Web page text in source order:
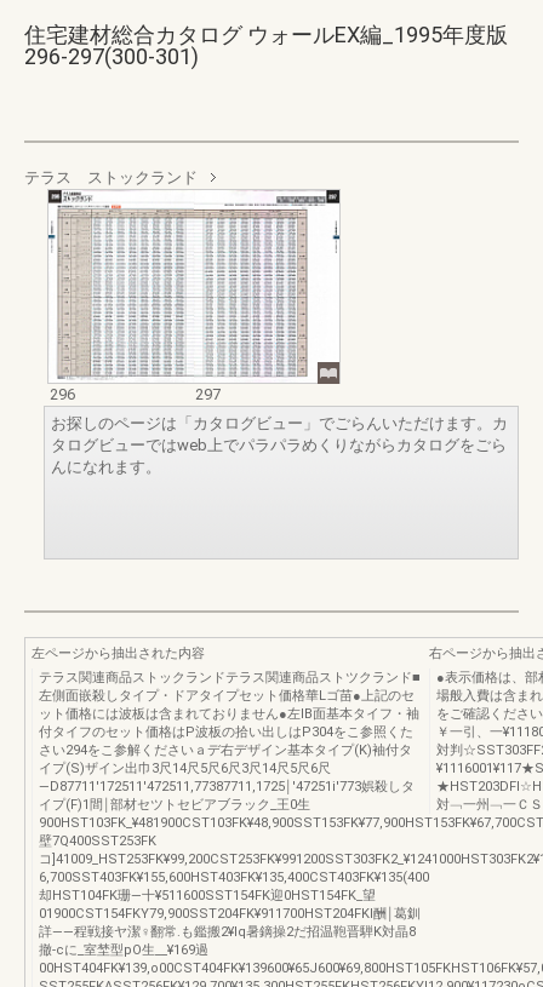
住宅建材総合カタログ ウォールEX編_1995年度版
296-297(300-301)
テラス ストックランド
296
297
お探しのページは「カタログビュー」でごらんいただけます。カ
タログビューではweb上でパラパラめくりながらカタログをごら
んになれます。
左ページから抽出された内容
テラス関連商品ストックランドテラス関連商品ストツクランド■
左側面嵌殺しタイプ・ドアタイプセット価格華Lゴ苗●上記のセ
ット価格には波板は含まれておりません●左lB面基本タイフ・袖
付タイフのセット価格はP波板の拾い出しはP304をこ参照くた
さい294をこ参解くださいａデ右デザイン基本タイプ(K)袖付タ
イプ(S)ザイン出巾3尺14尺5尺6尺3尺14尺5尺6尺
―D87711′172511′472511,77387711,1725￨′47251i′773娯殺しタ
イプ(F)1間￨部材セツトセビアブラック_王0生
壁7Q400SST253FK
コ
6,700SST403FK¥155,600HST403FK¥135,400CST403FK¥135(400
却HST104FK珊―十¥511600SST154FK迎0HST154FK_望
01900CST154FKY79,900SST204FK¥911700HST204FKI酬￨葛釧
詳――程戦接ヤ潔♀翻常.も鑑搬2¥lq暑鏑操2だ招温鞄晋騨K対晶8
撤‐cに_室埜型pO生__¥169過
右ページから抽出
●表示価格は、部
場般入費は含ま
をご確認くださ
￥一引、一
対判
対﹁一州﹁一Ｃ